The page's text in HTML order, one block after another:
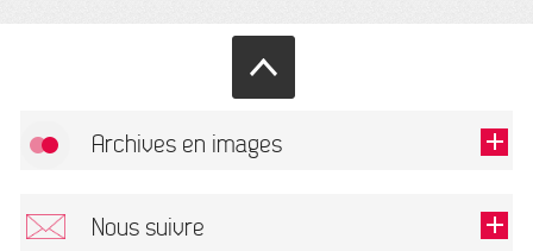
Archives en images
Nous suivre